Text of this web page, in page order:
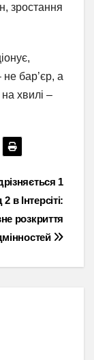
зростання
бар’єр, а
хвилі –
1
в Інтерсіті:
розкриття